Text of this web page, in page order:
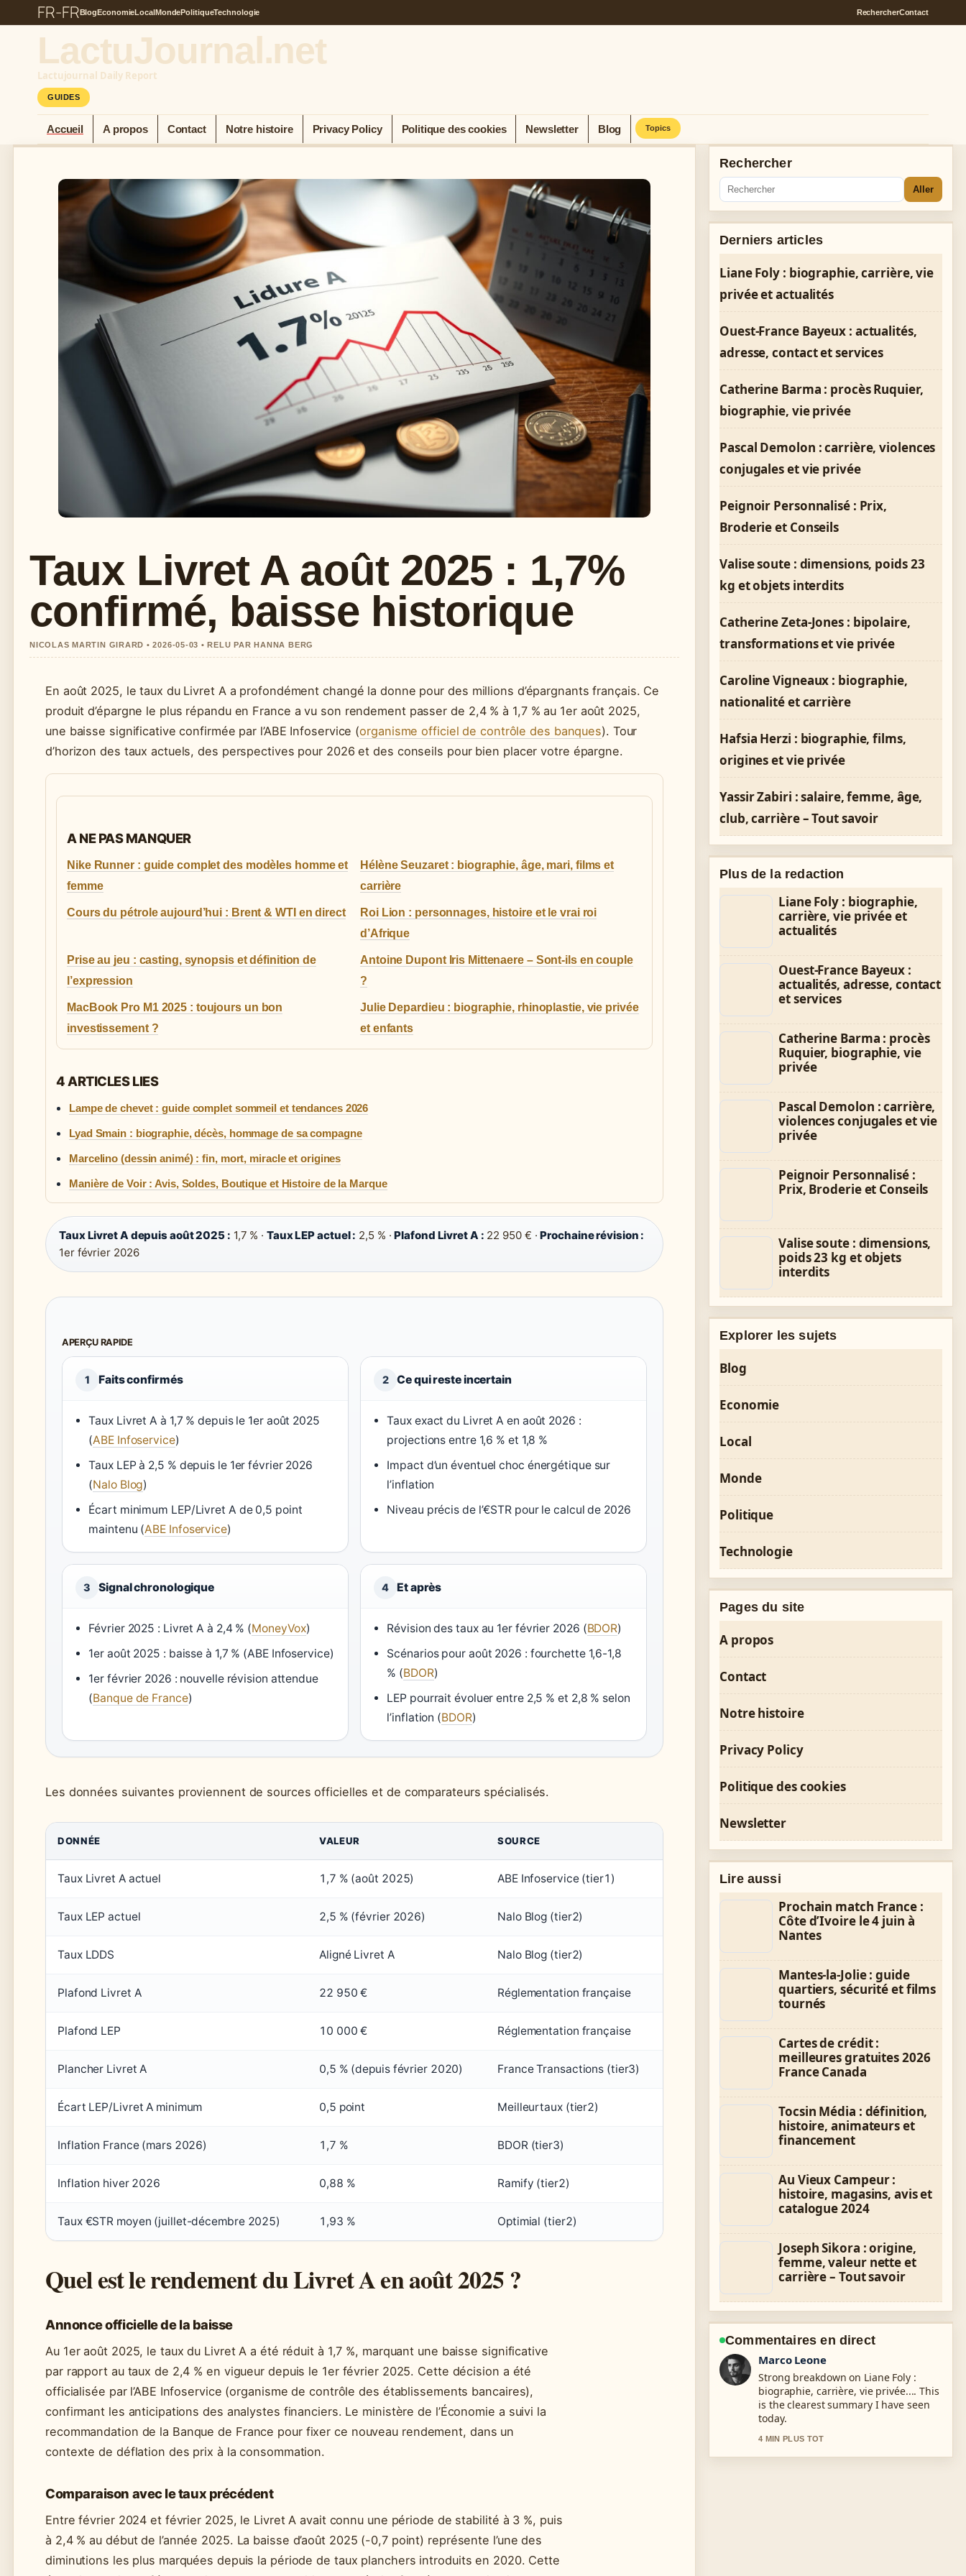
FR-FRBlogEconomieLocalMondePolitiqueTechnologie RechercherContact
LactuJournal.net
Lactujournal Daily Report
GUIDES
Accueil A propos Contact Notre histoire Privacy Policy Politique des cookies Newsletter Blog Topics
Taux Livret A août 2025 : 1,7%
confirmé, baisse historique
NICOLAS MARTIN GIRARD • 2026-05-03 • RELU PAR HANNA BERG
En août 2025, le taux du Livret A a profondément changé la donne pour des millions d’épargnants français. Ce
produit d’épargne le plus répandu en France a vu son rendement passer de 2,4 % à 1,7 % au 1er août 2025,
une baisse significative confirmée par l’ABE Infoservice (organisme officiel de contrôle des banques). Tour
d’horizon des taux actuels, des perspectives pour 2026 et des conseils pour bien placer votre épargne.
A NE PAS MANQUER
Nike Runner : guide complet des modèles homme et
femme
Hélène Seuzaret : biographie, âge, mari, films et
carrière
Cours du pétrole aujourd’hui : Brent & WTI en direct
Roi Lion : personnages, histoire et le vrai roi
d’Afrique
Prise au jeu : casting, synopsis et définition de
l’expression
Antoine Dupont Iris Mittenaere – Sont-ils en couple
?
MacBook Pro M1 2025 : toujours un bon
investissement ?
Julie Depardieu : biographie, rhinoplastie, vie privée
et enfants
4 ARTICLES LIES
Lampe de chevet : guide complet sommeil et tendances 2026
Lyad Smain : biographie, décès, hommage de sa compagne
Marcelino (dessin animé) : fin, mort, miracle et origines
Manière de Voir : Avis, Soldes, Boutique et Histoire de la Marque
Taux Livret A depuis août 2025 : 1,7 % · Taux LEP actuel : 2,5 % ·Plafond Livret A : 22 950 € ·Prochaine révision :
1er février 2026
APERÇU RAPIDE
1 Faits confirmés
Taux Livret A à 1,7 % depuis le 1er août 2025
(ABE Infoservice)
Taux LEP à 2,5 % depuis le 1er février 2026
(Nalo Blog)
Écart minimum LEP/Livret A de 0,5 point
maintenu (ABE Infoservice)
2 Ce qui reste incertain
Taux exact du Livret A en août 2026 :
projections entre 1,6 % et 1,8 %
Impact d’un éventuel choc énergétique sur
l’inflation
Niveau précis de l’€STR pour le calcul de 2026
3 Signal chronologique
Février 2025 : Livret A à 2,4 % (MoneyVox)
1er août 2025 : baisse à 1,7 % (ABE Infoservice)
1er février 2026 : nouvelle révision attendue
(Banque de France)
4 Et après
Révision des taux au 1er février 2026 (BDOR)
Scénarios pour août 2026 : fourchette 1,6-1,8
% (BDOR)
LEP pourrait évoluer entre 2,5 % et 2,8 % selon
l’inflation (BDOR)
Les données suivantes proviennent de sources officielles et de comparateurs spécialisés.
DONNÉE VALEUR SOURCE
Taux Livret A actuel 1,7 % (août 2025) ABE Infoservice (tier1)
Taux LEP actuel 2,5 % (février 2026) Nalo Blog (tier2)
Taux LDDS Aligné Livret A Nalo Blog (tier2)
Plafond Livret A 22 950 € Réglementation française
Plafond LEP 10 000 € Réglementation française
Plancher Livret A 0,5 % (depuis février 2020) France Transactions (tier3)
Écart LEP/Livret A minimum 0,5 point Meilleurtaux (tier2)
Inflation France (mars 2026) 1,7 % BDOR (tier3)
Inflation hiver 2026 0,88 % Ramify (tier2)
Taux €STR moyen (juillet-décembre 2025) 1,93 % Optimial (tier2)
Quel est le rendement du Livret A en août 2025 ?
Annonce officielle de la baisse
Au 1er août 2025, le taux du Livret A a été réduit à 1,7 %, marquant une baisse significative
par rapport au taux de 2,4 % en vigueur depuis le 1er février 2025. Cette décision a été
officialisée par l’ABE Infoservice (organisme de contrôle des établissements bancaires),
confirmant les anticipations des analystes financiers. Le ministère de l’Économie a suivi la
recommandation de la Banque de France pour fixer ce nouveau rendement, dans un
contexte de déflation des prix à la consommation.
Comparaison avec le taux précédent
Entre février 2024 et février 2025, le Livret A avait connu une période de stabilité à 3 %, puis
à 2,4 % au début de l’année 2025. La baisse d’août 2025 (-0,7 point) représente l’une des
diminutions les plus marquées depuis la période de taux planchers introduits en 2020. Cette
Rechercher
Aller
Derniers articles
Liane Foly : biographie, carrière, vie
privée et actualités
Ouest-France Bayeux : actualités,
adresse, contact et services
Catherine Barma : procès Ruquier,
biographie, vie privée
Pascal Demolon : carrière, violences
conjugales et vie privée
Peignoir Personnalisé : Prix,
Broderie et Conseils
Valise soute : dimensions, poids 23
kg et objets interdits
Catherine Zeta-Jones : bipolaire,
transformations et vie privée
Caroline Vigneaux : biographie,
nationalité et carrière
Hafsia Herzi : biographie, films,
origines et vie privée
Yassir Zabiri : salaire, femme, âge,
club, carrière – Tout savoir
Plus de la redaction
Liane Foly : biographie,
carrière, vie privée et
actualités
Ouest-France Bayeux :
actualités, adresse, contact
et services
Catherine Barma : procès
Ruquier, biographie, vie
privée
Pascal Demolon : carrière,
violences conjugales et vie
privée
Peignoir Personnalisé :
Prix, Broderie et Conseils
Valise soute : dimensions,
poids 23 kg et objets
interdits
Explorer les sujets
Blog
Economie
Local
Monde
Politique
Technologie
Pages du site
A propos
Contact
Notre histoire
Privacy Policy
Politique des cookies
Newsletter
Lire aussi
Prochain match France :
Côte d’Ivoire le 4 juin à
Nantes
Mantes-la-Jolie : guide
quartiers, sécurité et films
tournés
Cartes de crédit :
meilleures gratuites 2026
France Canada
Tocsin Média : définition,
histoire, animateurs et
financement
Au Vieux Campeur :
histoire, magasins, avis et
catalogue 2024
Joseph Sikora : origine,
femme, valeur nette et
carrière – Tout savoir
Commentaires en direct
Nina Brooks
Following Ouest-France Bayeux :
actualités, adresse, contact et...
closely - appreciate the balanced tone
here.
6 MIN PLUS TOT